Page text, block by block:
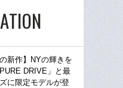
の新作】NYの輝きを
DRIVE」と最
に限定モデルが登